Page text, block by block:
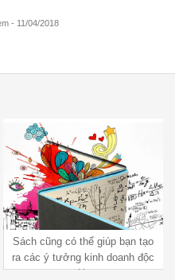
- 11/04/2018
Làm thế nào để có thể kinh
doanh khi mình không có vốn?